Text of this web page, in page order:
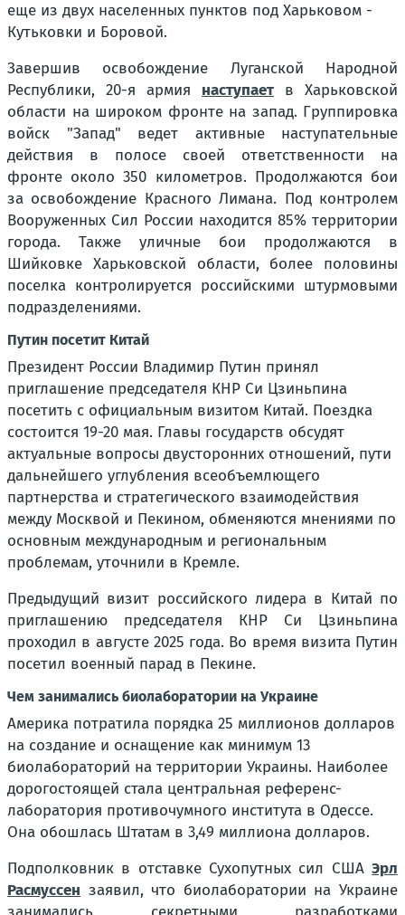
еще из двух населенных пунктов под Харьковом -
Кутьковки и Боровой.
Завершив освобождение Луганской Народной
Республики, 20-я армия наступает в Харьковской
области на широком фронте на запад. Группировка
войск "Запад" ведет активные наступательные
действия в полосе своей ответственности на
фронте около 350 километров. Продолжаются бои
за освобождение Красного Лимана. Под контролем
Вооруженных Сил России находится 85% территории
города. Также уличные бои продолжаются в
Шийковке Харьковской области, более половины
поселка контролируется российскими штурмовыми
подразделениями.
Путин посетит Китай
Президент России Владимир Путин принял
приглашение председателя КНР Си Цзиньпина
посетить с официальным визитом Китай. Поездка
состоится 19-20 мая. Главы государств обсудят
актуальные вопросы двусторонних отношений, пути
дальнейшего углубления всеобъемлющего
партнерства и стратегического взаимодействия
между Москвой и Пекином, обменяются мнениями по
основным международным и региональным
проблемам, уточнили в Кремле.
Предыдущий визит российского лидера в Китай по
приглашению председателя КНР Си Цзиньпина
проходил в августе 2025 года. Во время визита Путин
посетил военный парад в Пекине.
Чем занимались биолаборатории на Украине
Америка потратила порядка 25 миллионов долларов
на создание и оснащение как минимум 13
биолабораторий на территории Украины. Наиболее
дорогостоящей стала центральная референс-
лаборатория противочумного института в Одессе.
Она обошлась Штатам в 3,49 миллиона долларов.
Подполковник в отставке Сухопутных сил США Эрл
Расмуссен заявил, что биолаборатории на Украине